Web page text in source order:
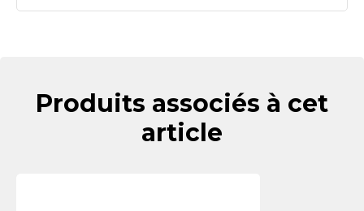
Produits associés à cet
article